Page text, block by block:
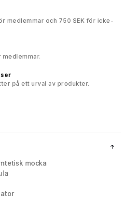
medlemmar och 750 SEK för icke-
på ett urval av produkter.
mocka